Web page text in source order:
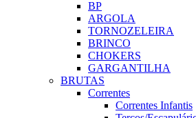
BP
ARGOLA
TORNOZELEIRA
BRINCO
CHOKERS
GARGANTILHA
BRUTAS
Correntes
Correntes Infantis